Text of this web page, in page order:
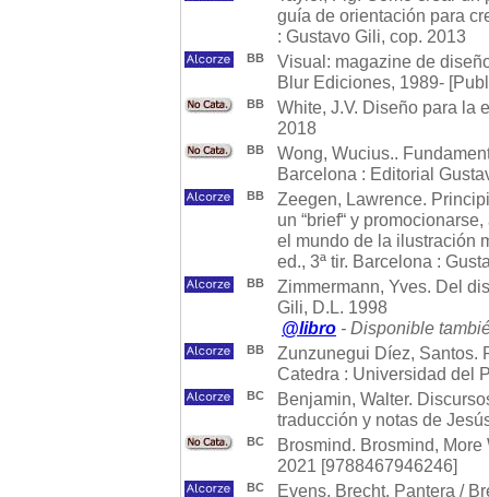
guía de orientación para
: Gustavo Gili, cop. 2013
BB
Visual: magazine de
Blur Ediciones, 1989-
BB
White, J.V. Diseño para la
2018
BB
Wong, Wucius..
Barcelona : Editorial
BB
Zeegen, Lawrence.
un “brief“ y
el mundo de la ilustración
ed., 3ª tir. Barcelona :
BB
Zimmermann, Yves. Del
Gili, D.L. 1998
@libro - Disponible
BB
Zunzunegui Díez, Santos.
Catedra : Universidad del
BC
Benjamin, Walter.
traducción y notas de
BC
Brosmind. Brosmind,
2021 [9788467946246]
BC
Evens, Brecht. Pantera /